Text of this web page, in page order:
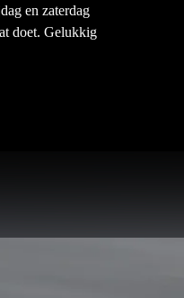
en zaterdag
doet. Gelukkig